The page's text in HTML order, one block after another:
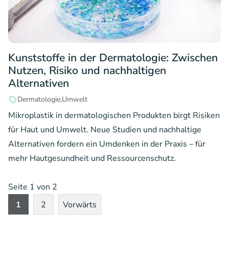
Kunststoffe in der Dermatologie: Zwischen
Nutzen, Risiko und nachhaltigen
Alternativen
DermatologieUmwelt
Mikroplastik in dermatologischen Produkten birgt Risiken
für Haut und Umwelt. Neue Studien und nachhaltige
Alternativen fordern ein Umdenken in der Praxis – für
mehr Hautgesundheit und Ressourcenschutz.
Seite 1 von 2
1
2 Vorwärts